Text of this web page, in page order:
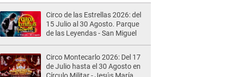
Circo de las Estrellas 2026: del
15 Julio al 30 Agosto. Parque
de las Leyendas - San Miguel
Circo Montecarlo 2026: Del 17
de Julio hasta el 30 Agosto en